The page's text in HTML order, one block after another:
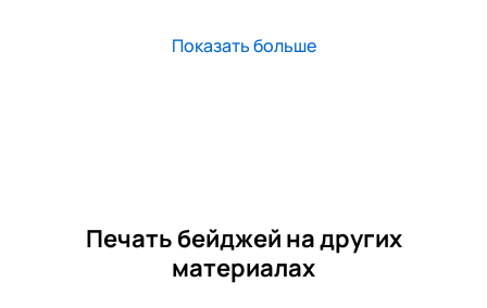
Показать больше
Печать бейджей на других
материалах